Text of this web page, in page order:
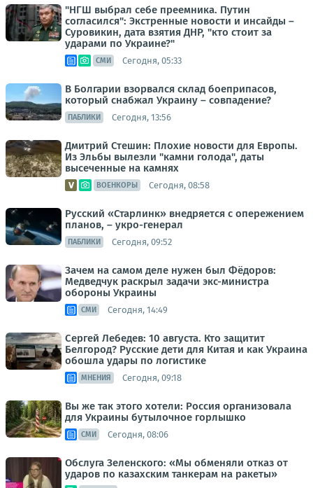
"НГШ выбрал себе преемника. Путин
согласился": Экстренные новости и инсайды –
Суровикин, дата взятия ДНР, "кто стоит за
ударами по Украине?"
СМИ Сегодня, 05:33
В Болгарии взорвался склад боеприпасов,
который снабжал Украину – совпадение?
ПАБЛИКИ Сегодня, 13:56
Дмитрий Стешин: Плохие новости для Европы.
Из Эльбы вылезли "камни голода", даты
высеченные на камнях
ВОЕНКОРЫ Сегодня, 08:58
Русский «Старлинк» внедряется с опережением
планов, – укро-генерал
ПАБЛИКИ Сегодня, 09:52
Зачем на самом деле нужен был Фёдоров:
Медведчук раскрыл задачи экс-министра
обороны Украины
СМИ Сегодня, 14:49
Сергей Лебедев: 10 августа. Кто защитит
Белгород? Русские дети для Китая и как Украина
обошла удары по логистике
МНЕНИЯ Сегодня, 09:18
Вы же так этого хотели: Россия организовала
для Украины бутылочное горлышко
СМИ Сегодня, 08:06
Обслуга Зеленского: «Мы обменяли отказ от
ударов по казахским танкерам на ракеты»